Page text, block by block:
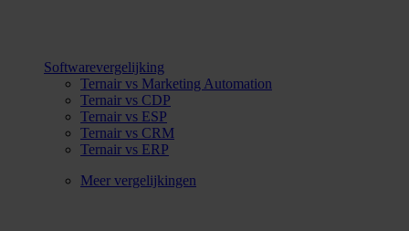
Softwarevergelijking
Ternair vs Marketing Automation
Ternair vs CDP
Ternair vs ESP
Ternair vs CRM
Ternair vs ERP
Meer vergelijkingen